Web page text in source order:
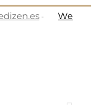
-
We